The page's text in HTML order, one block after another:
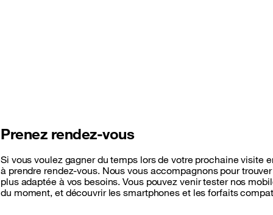
Prenez rendez-vous
Si vous voulez gagner du temps lors de votre prochaine visite
à prendre rendez-vous. Nous vous accompagnons pour
plus adaptée à vos besoins. Vous pouvez venir tester nos
du moment, et découvrir les smartphones et les forfaits